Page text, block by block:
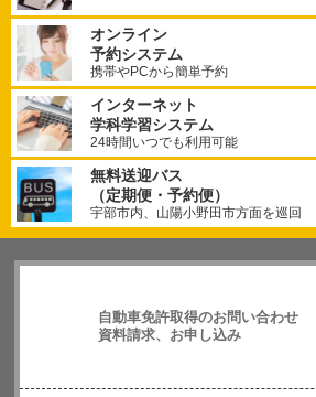
オンライン
予約システム
携帯やPCから簡単予約
インターネット
学科学習システム
24時間いつでも利用可能
無料送迎バス
（定期便・予約便）
宇部市内、山陽小野田市方面を巡回
自動車免許取得のお問い合わせ
資料請求、お申し込み